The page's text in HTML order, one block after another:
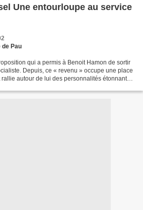
Une entourloupe au service
Pau
qui a permis à Benoit Hamon de sortir
Depuis, ce « revenu » occupe une place
autour de lui des personnalités étonnantes,